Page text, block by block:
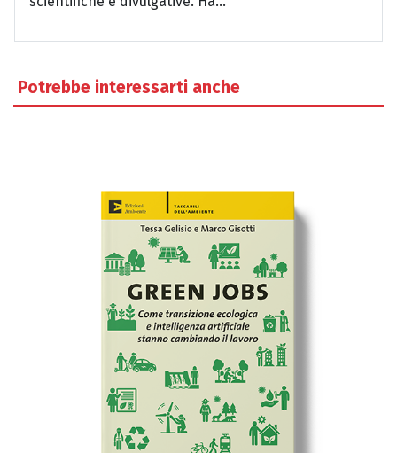
Potrebbe interessarti anche